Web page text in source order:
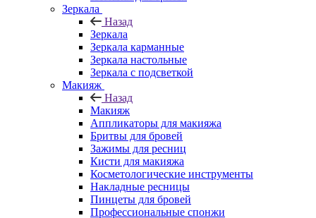
Зеркала
Назад
Зеркала
Зеркала карманные
Зеркала настольные
Зеркала с подсветкой
Макияж
Назад
Макияж
Аппликаторы для макияжа
Бритвы для бровей
Зажимы для ресниц
Кисти для макияжа
Косметологические инструменты
Накладные ресницы
Пинцеты для бровей
Профессиональные спонжи